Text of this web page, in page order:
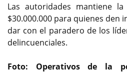
Las autoridades mantiene
$30.000.000 para quienes den
dar con el paradero de los
delincuenciales.
Foto: Operativos de la